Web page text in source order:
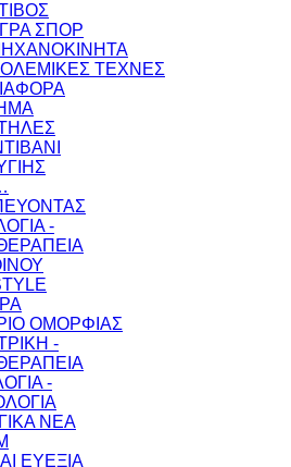
ΣΠΟΡ
ΤΕΧΝΕΣ
-
ΟΜΟΡΦΙΑΣ
-
-
ΝΕΑ
ΕΥΕΞΙΑ